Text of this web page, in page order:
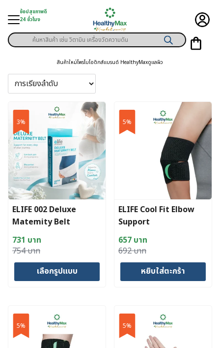
content
ช้อปสุขภาพดี
24 ชั่วโมง
มู่สินค้า
าพเฉพาะคุณ
ษสมาชิก
สุขภาพ
กค้า
Products
search
สินค้าใหม่โพรไบโอติกส์แบรนด์ HealthyMaxดูแลผิว
3%
ELIFE 002 Deluxe
Matemity Belt
754บาท
Original
price
731 บาท
Current
price
เลือกรูปแบบ
has
multiple
variants.
5%
ELIFE Cool Fit Elbow
Support
692บาท
Original
price
657 บาท
Current
price
หยิบใส่ตะกร้า
5% 5%